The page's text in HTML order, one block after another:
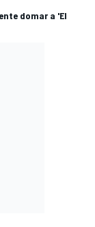
domar a 'El